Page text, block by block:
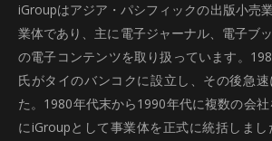
iGroupはアジア・パシフィックの出版小売
業体であり、主に電子ジャーナル、電子ブ
の電子コンテンツを取り扱っています。
氏がタイのバンコクに設立し、その後急
た。1980年代末から1990年代に複数の会
にiGroupとして事業体を正式に統括しま